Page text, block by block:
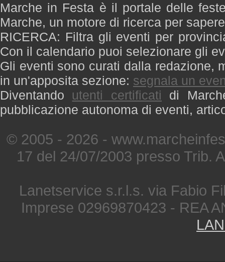
Marche in Festa è il portale delle
Marche, un motore di ricerca per
RICERCA: Filtra gli eventi per
Con il calendario puoi selezionare gli
Gli eventi sono curati dalla redazione,
in un'apposita sezione: segnala un
Diventando utenti certificati di
pubblicazione autonoma di eventi,
© 2005 - 2026 -
17 del 24/07/2003 presso Trib.
Lanetservice s.r.l.s. via Fabio
Imprese 02969870423 - REA